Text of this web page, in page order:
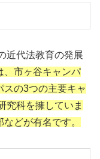
近代法教育の発展
、市ヶ谷キャンパ
スの3つの主要キャ
究科を擁していま
どが有名です。